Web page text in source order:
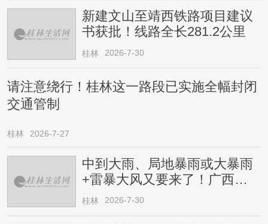
新建文山至靖西铁路项目建议
书获批！线路全长281.2公里
桂林 2026-7-30
请注意绕行！桂林这一路段已实施全幅封闭
交通管制
桂林 2026-7-27
中到大雨、局地暴雨或大暴雨
+雷暴大风又要来了！广西人
请注意
桂林 2026-7-30